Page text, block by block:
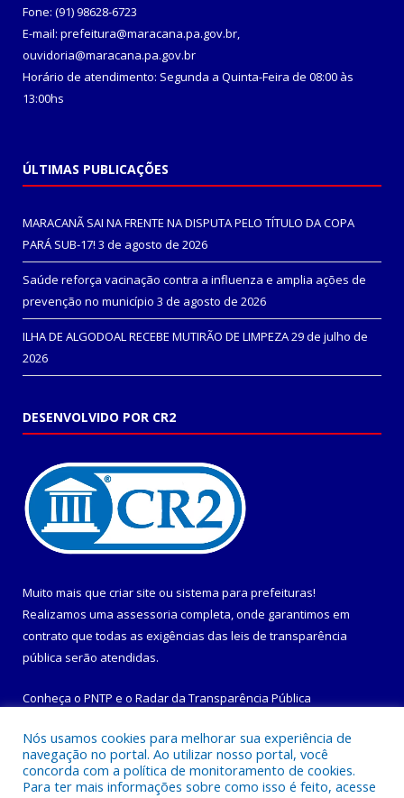
Fone: (91) 98628-6723
E-mail: prefeitura@maracana.pa.gov.br,
ouvidoria@maracana.pa.gov.br
Horário de atendimento: Segunda a Quinta-Feira de 08:00 às
13:00hs
ÚLTIMAS PUBLICAÇÕES
MARACANÃ SAI NA FRENTE NA DISPUTA PELO TÍTULO DA COPA
PARÁ SUB-17! 3 de agosto de 2026
Saúde reforça vacinação contra a influenza e amplia ações de
prevenção no município 3 de agosto de 2026
ILHA DE ALGODOAL RECEBE MUTIRÃO DE LIMPEZA29 de julho de
2026
DESENVOLVIDO POR CR2
Muito mais que criar site ou sistema para prefeituras!
Realizamos uma assessoria completa, onde garantimos em
contrato que todas as exigências das leis de transparência
pública serão atendidas.
Conheça o PNTP e o Radar da Transparência Pública
Todos os direitos reservados a Prefeitura Municipal de
Nós usamos cookies para melhorar sua experiência de
navegação no portal. Ao utilizar nosso portal, você
concorda com a política de monitoramento de cookies.
Para ter mais informações sobre como isso é feito, acesse